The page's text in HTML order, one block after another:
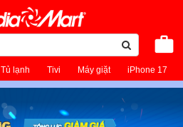
Tủ lạnh Tivi Máy giặt iPhone 17